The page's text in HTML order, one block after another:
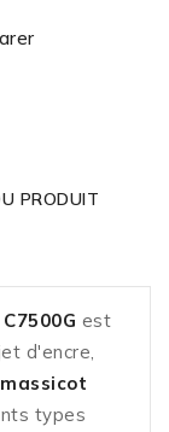
PRODUIT
C7500G est
d'encre,
types